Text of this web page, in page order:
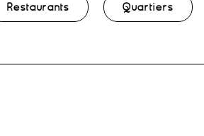
Restaurants Quartiers